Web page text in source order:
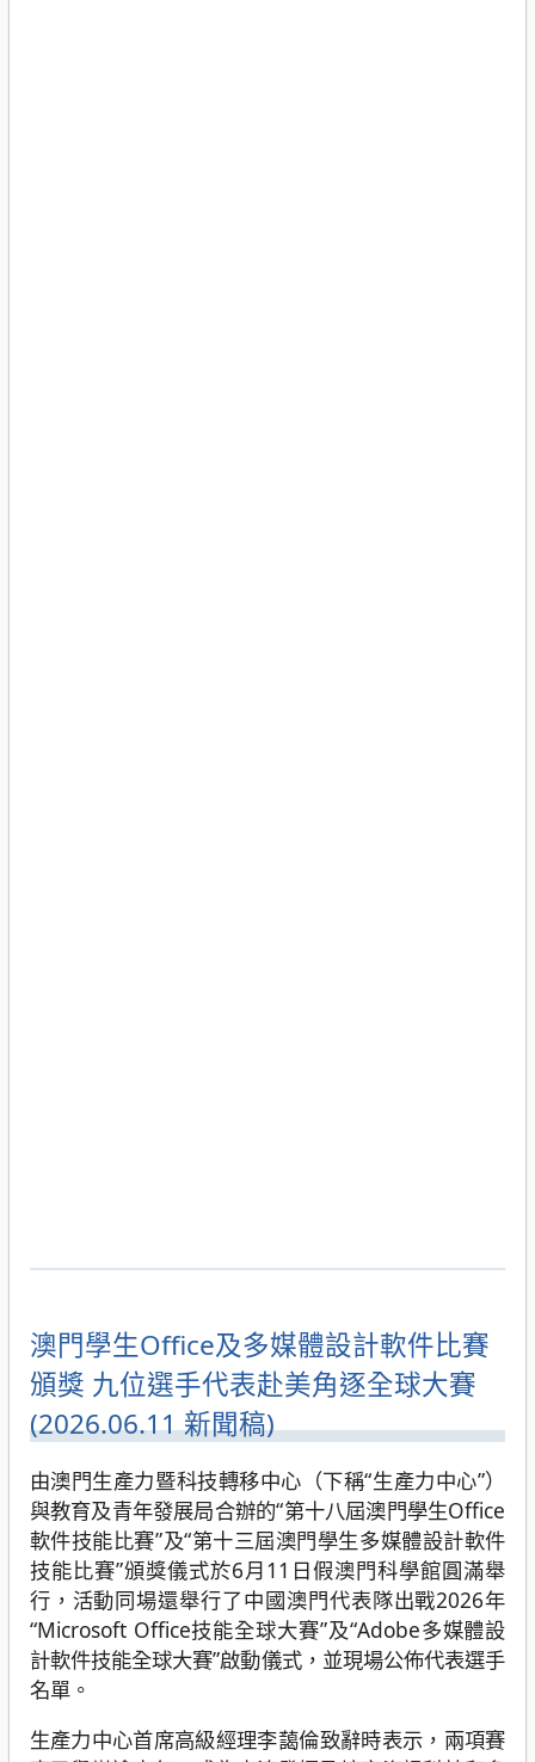
澳門學生Office及多媒體設計軟件比賽
頒獎 九位選手代表赴美角逐全球大賽
(2026.06.11 新聞稿)
由澳門生產力暨科技轉移中心（下稱“生產力中心”）
與教育及青年發展局合辦的“第十八屆澳門學生Office
軟件技能比賽”及“第十三屆澳門學生多媒體設計軟件
技能比賽”頒獎儀式於6月11日假澳門科學館圓滿舉
行，活動同場還舉行了中國澳門代表隊出戰2026年
“Microsoft Office技能全球大賽”及“Adobe多媒體設
計軟件技能全球大賽”啟動儀式，並現場公佈代表選手
名單。
生產力中心首席高級經理李藹倫致辭時表示，兩項賽